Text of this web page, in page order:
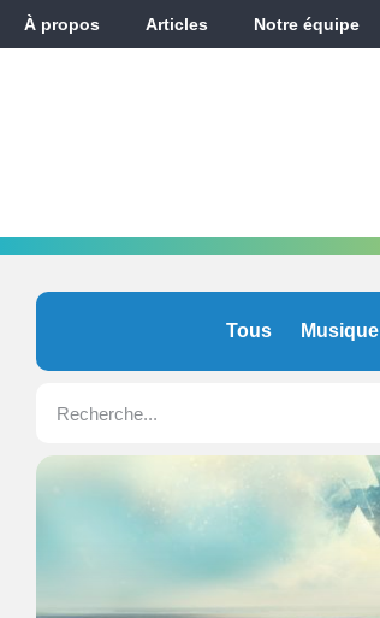
À propos Articles Notre équipe
Tous Musique